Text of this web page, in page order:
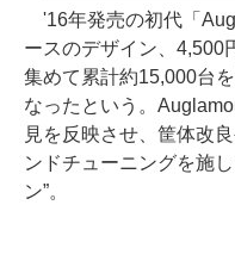
'16年発売の初代「
ースのデザイン、4,500
集めて累計約15,000台
なったという。
見を反映させ、筐体改
ンドチューニングを施
ン”。